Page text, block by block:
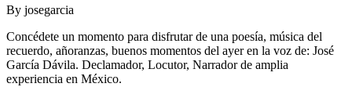
By josegarcia
Concédete un momento para disfrutar de una poesía, música del
recuerdo, añoranzas, buenos momentos del ayer en la voz de: José
García Dávila. Declamador, Locutor, Narrador de amplia
experiencia en México.